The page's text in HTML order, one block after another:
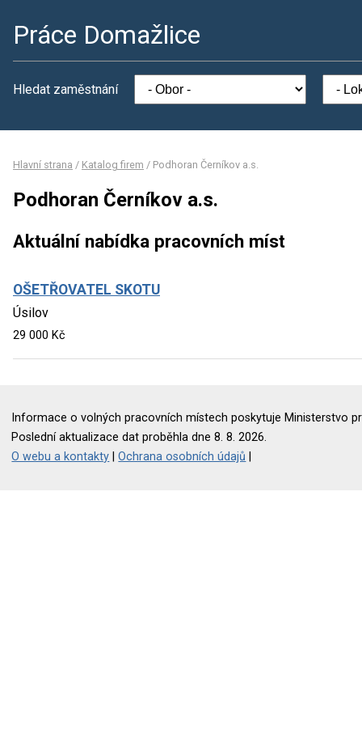
Práce Domažlice
Hledat zaměstnání
Hlavní strana / Katalog firem / Podhoran Černíkov a.s.
Podhoran Černíkov a.s.
Aktuální nabídka pracovních míst
OŠETŘOVATEL SKOTU
Úsilov
29 000 Kč
Informace o volných pracovních místech poskytuje Ministerstvo
Poslední aktualizace dat proběhla dne 8. 8. 2026.
O webu a kontakty |Ochrana osobních údajů